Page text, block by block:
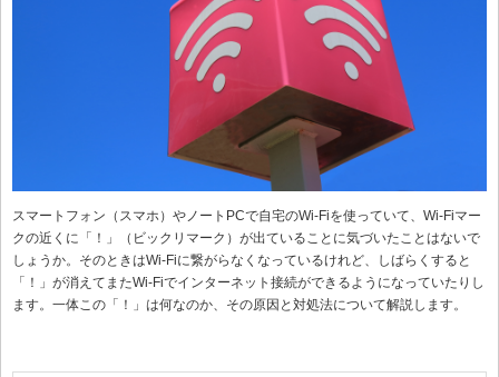
スマートフォン（スマホ）やノートPCで自宅のWi-Fiを使っていて、Wi-Fiマー
クの近くに「！」（ビックリマーク）が出ていることに気づいたことはないで
しょうか。そのときはWi-Fiに繋がらなくなっているけれど、しばらくすると
「！」が消えてまたWi-Fiでインターネット接続ができるようになっていたりし
ます。一体この「！」は何なのか、その原因と対処法について解説します。